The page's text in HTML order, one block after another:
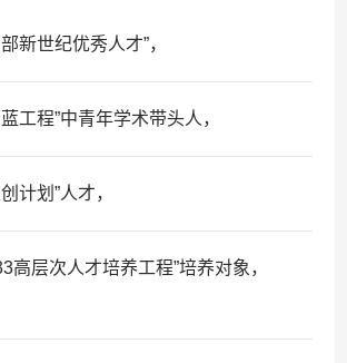
新世纪优秀人才”，
工程”中青年学术带头人，
计划”人才，
高层次人才培养工程”培养对象，